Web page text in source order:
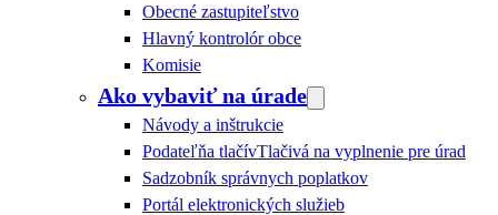
Obecné zastupiteľstvo
Hlavný kontrolór obce
Komisie
Ako vybaviť na úrade
Návody a inštrukcie
Podateľňa tlačívTlačivá na vyplnenie pre úrad
Sadzobník správnych poplatkov
Portál elektronických služieb